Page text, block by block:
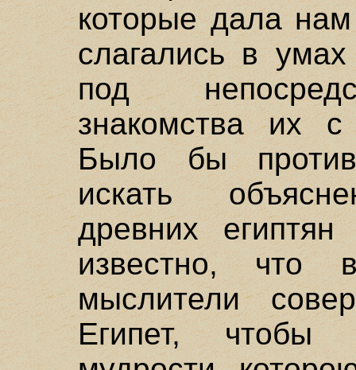
которые дала
слагались в
под
знакомства их с
Было бы
искать
древних
известно, что
мыслители
Египет, чтобы